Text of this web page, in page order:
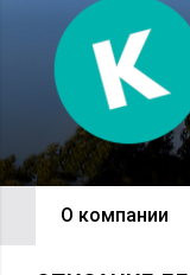
О компании